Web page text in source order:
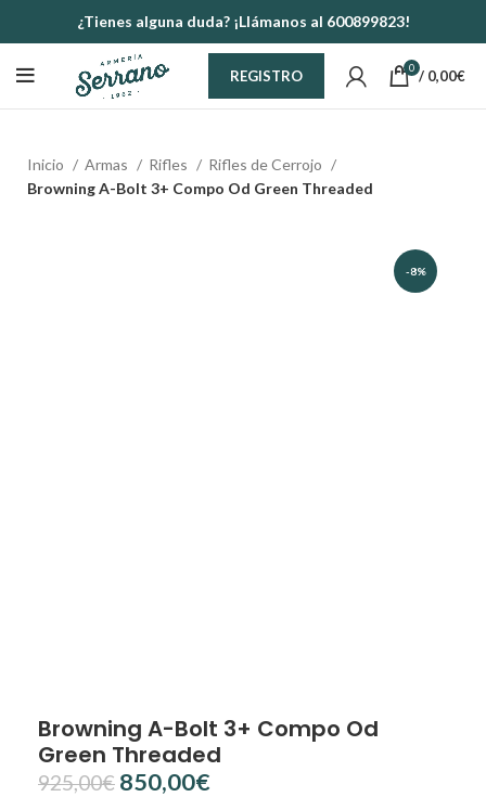
¿Tienes alguna duda? ¡Llámanos al 600899823!
REGISTRO 0 / 0,00€
Inicio Armas Rifles
Rifles de Cerrojo
Browning A-Bolt 3+ Compo Od Green Threaded
-8%
Browning A-Bolt 3+ Compo Od
Green Threaded
925,00€ 850,00€